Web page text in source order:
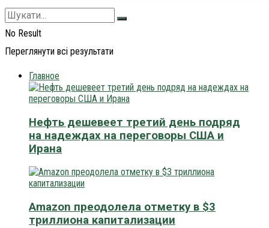
No Result
Переглянути всі результати
Главное
Нефть дешевеет третий день подряд
на надеждах на переговоры США и
Ирана
Amazon преодолела отметку в $3
триллиона капитализации